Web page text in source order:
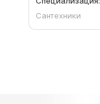
Сантехники